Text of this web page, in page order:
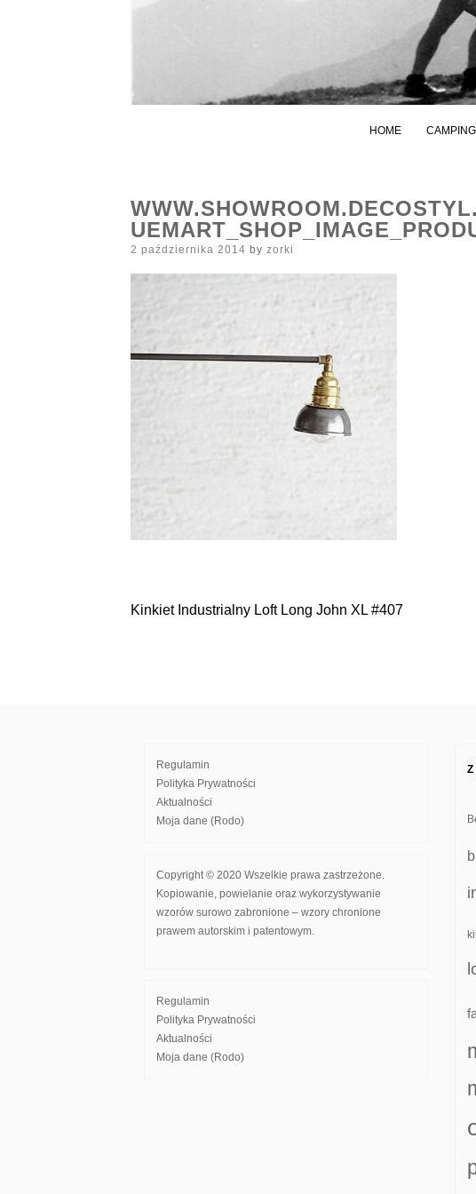
HOME
Posted
2 października 2014 by zorki
Nawigacja
Kinkiet Industrialny Loft Long John XL #407
Regulamin
Polityka Prywatności
Aktualności
Moja dane (Rodo)
Copyright © 2020 Wszelkie prawa zastrzeżone.
Kopiowanie, powielanie oraz wykorzystywanie
wzorów surowo zabronione – wzory chronione
prawem autorskim i patentowym.
Regulamin
Polityka Prywatności
Aktualności
Moja dane (Rodo)